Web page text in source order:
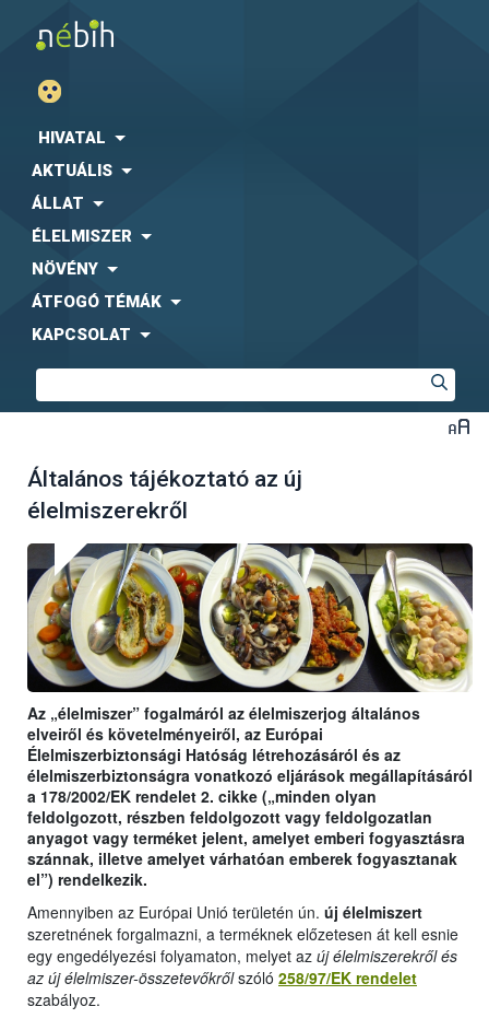
HIVATAL
AKTUÁLIS
ÁLLAT
ÉLELMISZER
NÖVÉNY
ÁTFOGÓ TÉMÁK
KAPCSOLAT
Általános tájékoztató az új
élelmiszerekről
Az „élelmiszer” fogalmáról az élelmiszerjog általános
elveiről és követelményeiről, az Európai
Élelmiszerbiztonsági Hatóság létrehozásáról és az
élelmiszerbiztonságra vonatkozó eljárások megállapításáról
a 178/2002/EK rendelet 2. cikke („minden olyan
feldolgozott, részben feldolgozott vagy feldolgozatlan
anyagot vagy terméket jelent, amelyet emberi fogyasztásra
szánnak, illetve amelyet várhatóan emberek fogyasztanak
el”) rendelkezik.
Amennyiben az Európai Unió területén ún. új élelmiszert
szeretnének forgalmazni, a terméknek előzetesen át kell esnie
egy engedélyezési folyamaton, melyet az új élelmiszerekről és
az új élelmiszer-összetevőkrőlszóló 258/97/EK rendelet
szabályoz.